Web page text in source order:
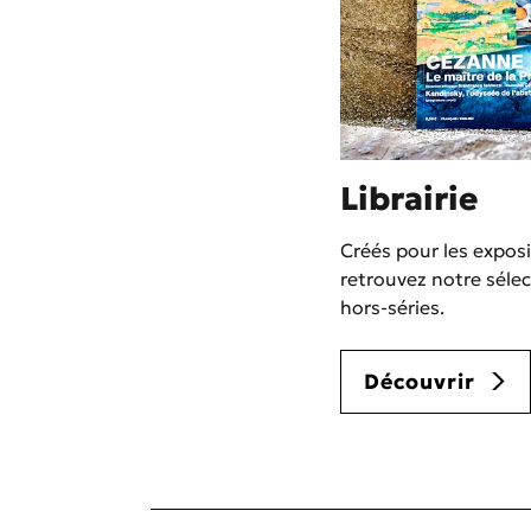
Librairie
Créés pour les
retrouvez notre
hors-séries.
Découvrir